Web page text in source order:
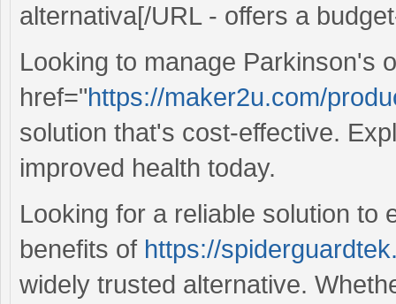
alternativa[/URL - offers a
Looking to manage Parkinson's
href="https://maker2u.com/
solution that's cost-effective.
improved health today.
Looking for a reliable solution to
benefits of https://
widely trusted alternative.